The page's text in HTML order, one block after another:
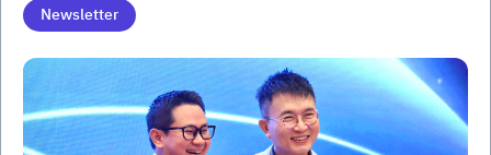
Newsletter